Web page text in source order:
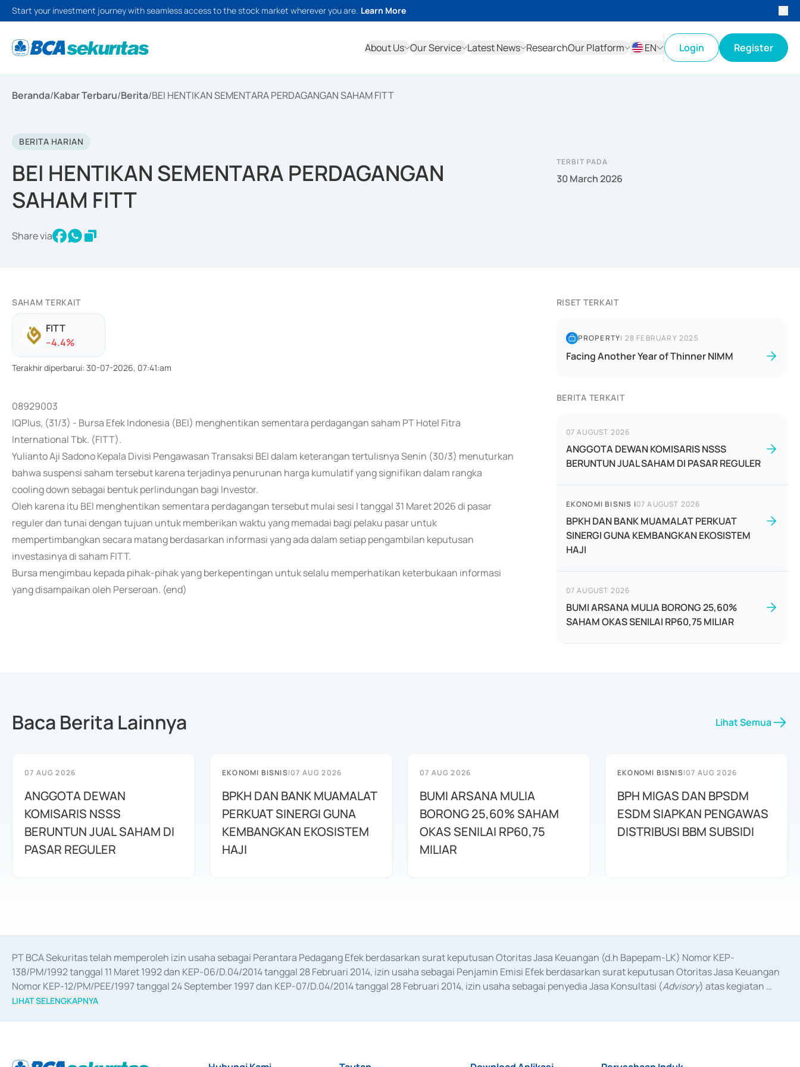
Start your investment journey with seamless access to the stock market wherever you are. Learn More
About Us Our Service Latest News ResearchOur Platform
EN
Login Register
Beranda/Kabar Terbaru/Berita/BEI HENTIKAN SEMENTARA PERDAGANGAN SAHAM FITT
BERITA HARIAN
BEI HENTIKAN SEMENTARA PERDAGANGAN
SAHAM FITT
Share via
TERBIT PADA
30 March 2026
SAHAM TERKAIT
FITT
--4.4%
Terakhir diperbarui: 30-07-2026, 07:41:am
08929003
IQPlus, (31/3) - Bursa Efek Indonesia (BEI) menghentikan sementara perdagangan saham PT Hotel Fitra
International Tbk. (FITT).
Yulianto Aji Sadono Kepala Divisi Pengawasan Transaksi BEI dalam keterangan tertulisnya Senin (30/3) menuturkan
bahwa suspensi saham tersebut karena terjadinya penurunan harga kumulatif yang signifikan dalam rangka
cooling down sebagai bentuk perlindungan bagi Investor.
Oleh karena itu BEI menghentikan sementara perdagangan tersebut mulai sesi I tanggal 31 Maret 2026 di pasar
reguler dan tunai dengan tujuan untuk memberikan waktu yang memadai bagi pelaku pasar untuk
mempertimbangkan secara matang berdasarkan informasi yang ada dalam setiap pengambilan keputusan
investasinya di saham FITT.
Bursa mengimbau kepada pihak-pihak yang berkepentingan untuk selalu memperhatikan keterbukaan informasi
yang disampaikan oleh Perseroan. (end)
RISET TERKAIT
PROPERTY| 28 FEBRUARY 2025
Facing Another Year of Thinner NIMM
BERITA TERKAIT
07 AUGUST 2026
ANGGOTA DEWAN KOMISARIS NSSS
BERUNTUN JUAL SAHAM DI PASAR REGULER
EKONOMI BISNIS |07 AUGUST 2026
BPKH DAN BANK MUAMALAT PERKUAT
SINERGI GUNA KEMBANGKAN EKOSISTEM
HAJI
07 AUGUST 2026
BUMI ARSANA MULIA BORONG 25,60%
SAHAM OKAS SENILAI RP60,75 MILIAR
Baca Berita Lainnya Lihat Semua
07 AUG 2026
ANGGOTA DEWAN
KOMISARIS NSSS
BERUNTUN JUAL SAHAM DI
PASAR REGULER
EKONOMI BISNIS|07 AUG 2026
BPKH DAN BANK MUAMALAT
PERKUAT SINERGI GUNA
KEMBANGKAN EKOSISTEM
HAJI
07 AUG 2026
BUMI ARSANA MULIA
BORONG 25,60% SAHAM
OKAS SENILAI RP60,75
MILIAR
EKONOMI BISNIS|07 AUG 2026
BPH MIGAS DAN BPSDM
ESDM SIAPKAN PENGAWAS
DISTRIBUSI BBM SUBSIDI
PT BCA Sekuritas telah memperoleh izin usaha sebagai Perantara Pedagang Efek berdasarkan surat keputusan Otoritas Jasa Keuangan (d.h Bapepam-LK) Nomor KEP-
138/PM/1992 tanggal 11 Maret 1992 dan KEP-06/D.04/2014 tanggal 28 Februari 2014, izin usaha sebagai Penjamin Emisi Efek berdasarkan surat keputusan Otoritas Jasa Keuangan
Nomor KEP-12/PM/PEE/1997 tanggal 24 September 1997 dan KEP-07/D.04/2014 tanggal 28 Februari 2014, izin usaha sebagai penyedia Jasa Konsultasi (Advisory) atas kegiatan
merger, akuisisi, divestasi, dan
LIHAT SELENGKAPNYA